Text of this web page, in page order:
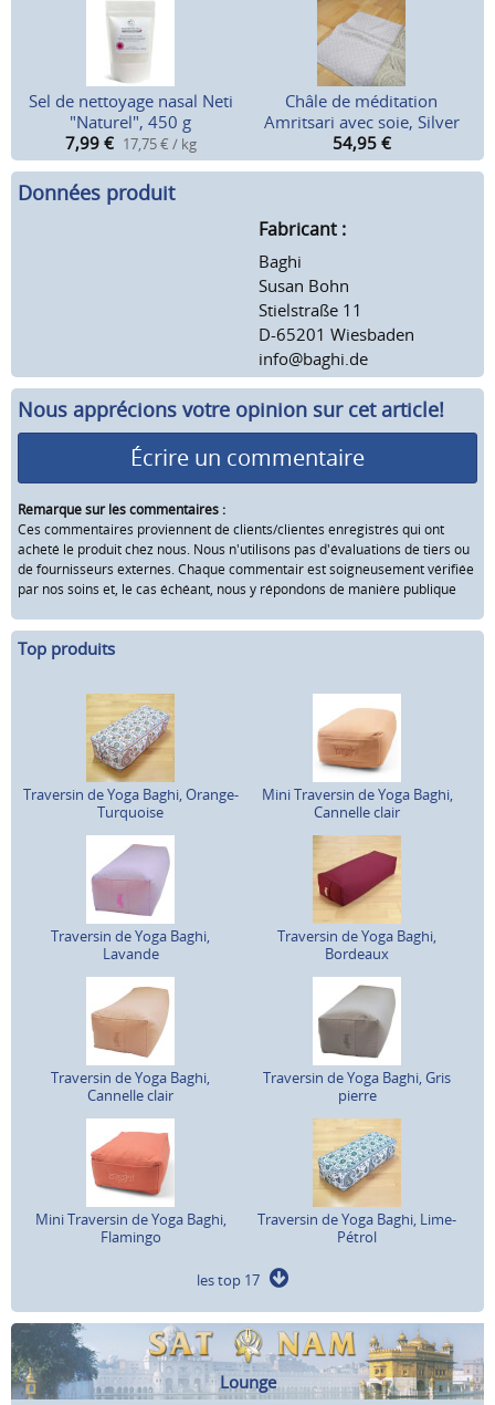
Sel de nettoyage nasal Neti
"Naturel", 450 g
7,99 € 17,75 € / kg
Châle de méditation
Amritsari avec soie, Silver
54,95 €
Données produit
Fabricant :
Baghi
Susan Bohn
Stielstraße 11
D-65201 Wiesbaden
info@baghi.de
Nous apprécions votre opinion sur cet article!
Écrire un commentaire
Remarque sur les commentaires :
Ces commentaires proviennent de clients/clientes enregistrés qui ont
acheté le produit chez nous. Nous n'utilisons pas d'évaluations de tiers ou
de fournisseurs externes. Chaque commentair est soigneusement vérifiée
par nos soins et, le cas échéant, nous y répondons de manière publique
Top produits
Traversin de Yoga Baghi, Orange-
Turquoise
Mini Traversin de Yoga Baghi,
Cannelle clair
Traversin de Yoga Baghi,
Lavande
Traversin de Yoga Baghi,
Bordeaux
Traversin de Yoga Baghi,
Cannelle clair
Traversin de Yoga Baghi, Gris
pierre
Mini Traversin de Yoga Baghi,
Flamingo
Traversin de Yoga Baghi, Lime-
Pétrol
les top 17
Lounge